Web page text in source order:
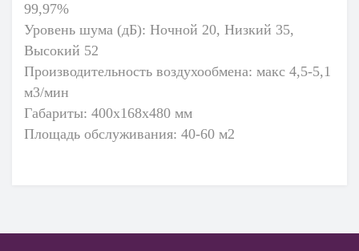
99,97%
Уровень шума (дБ): Ночной 20, Низкий 35,
Высокий 52
Производительность воздухообмена: макс 4,5-5,1
м3/мин
Габариты: 400x168x480 мм
Площадь обслуживания: 40-60 м2